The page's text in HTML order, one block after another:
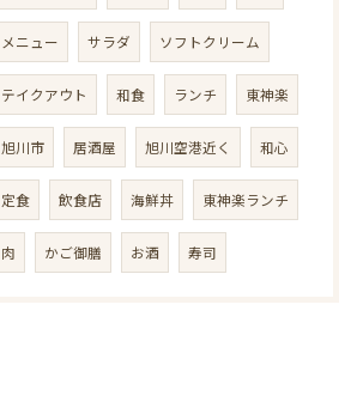
メニュー サラダ ソフトクリーム
テイクアウト 和食 ランチ 東神楽
旭川市 居酒屋 旭川空港近く 和心
定食 飲食店 海鮮丼 東神楽ランチ
肉 かご御膳 お酒 寿司